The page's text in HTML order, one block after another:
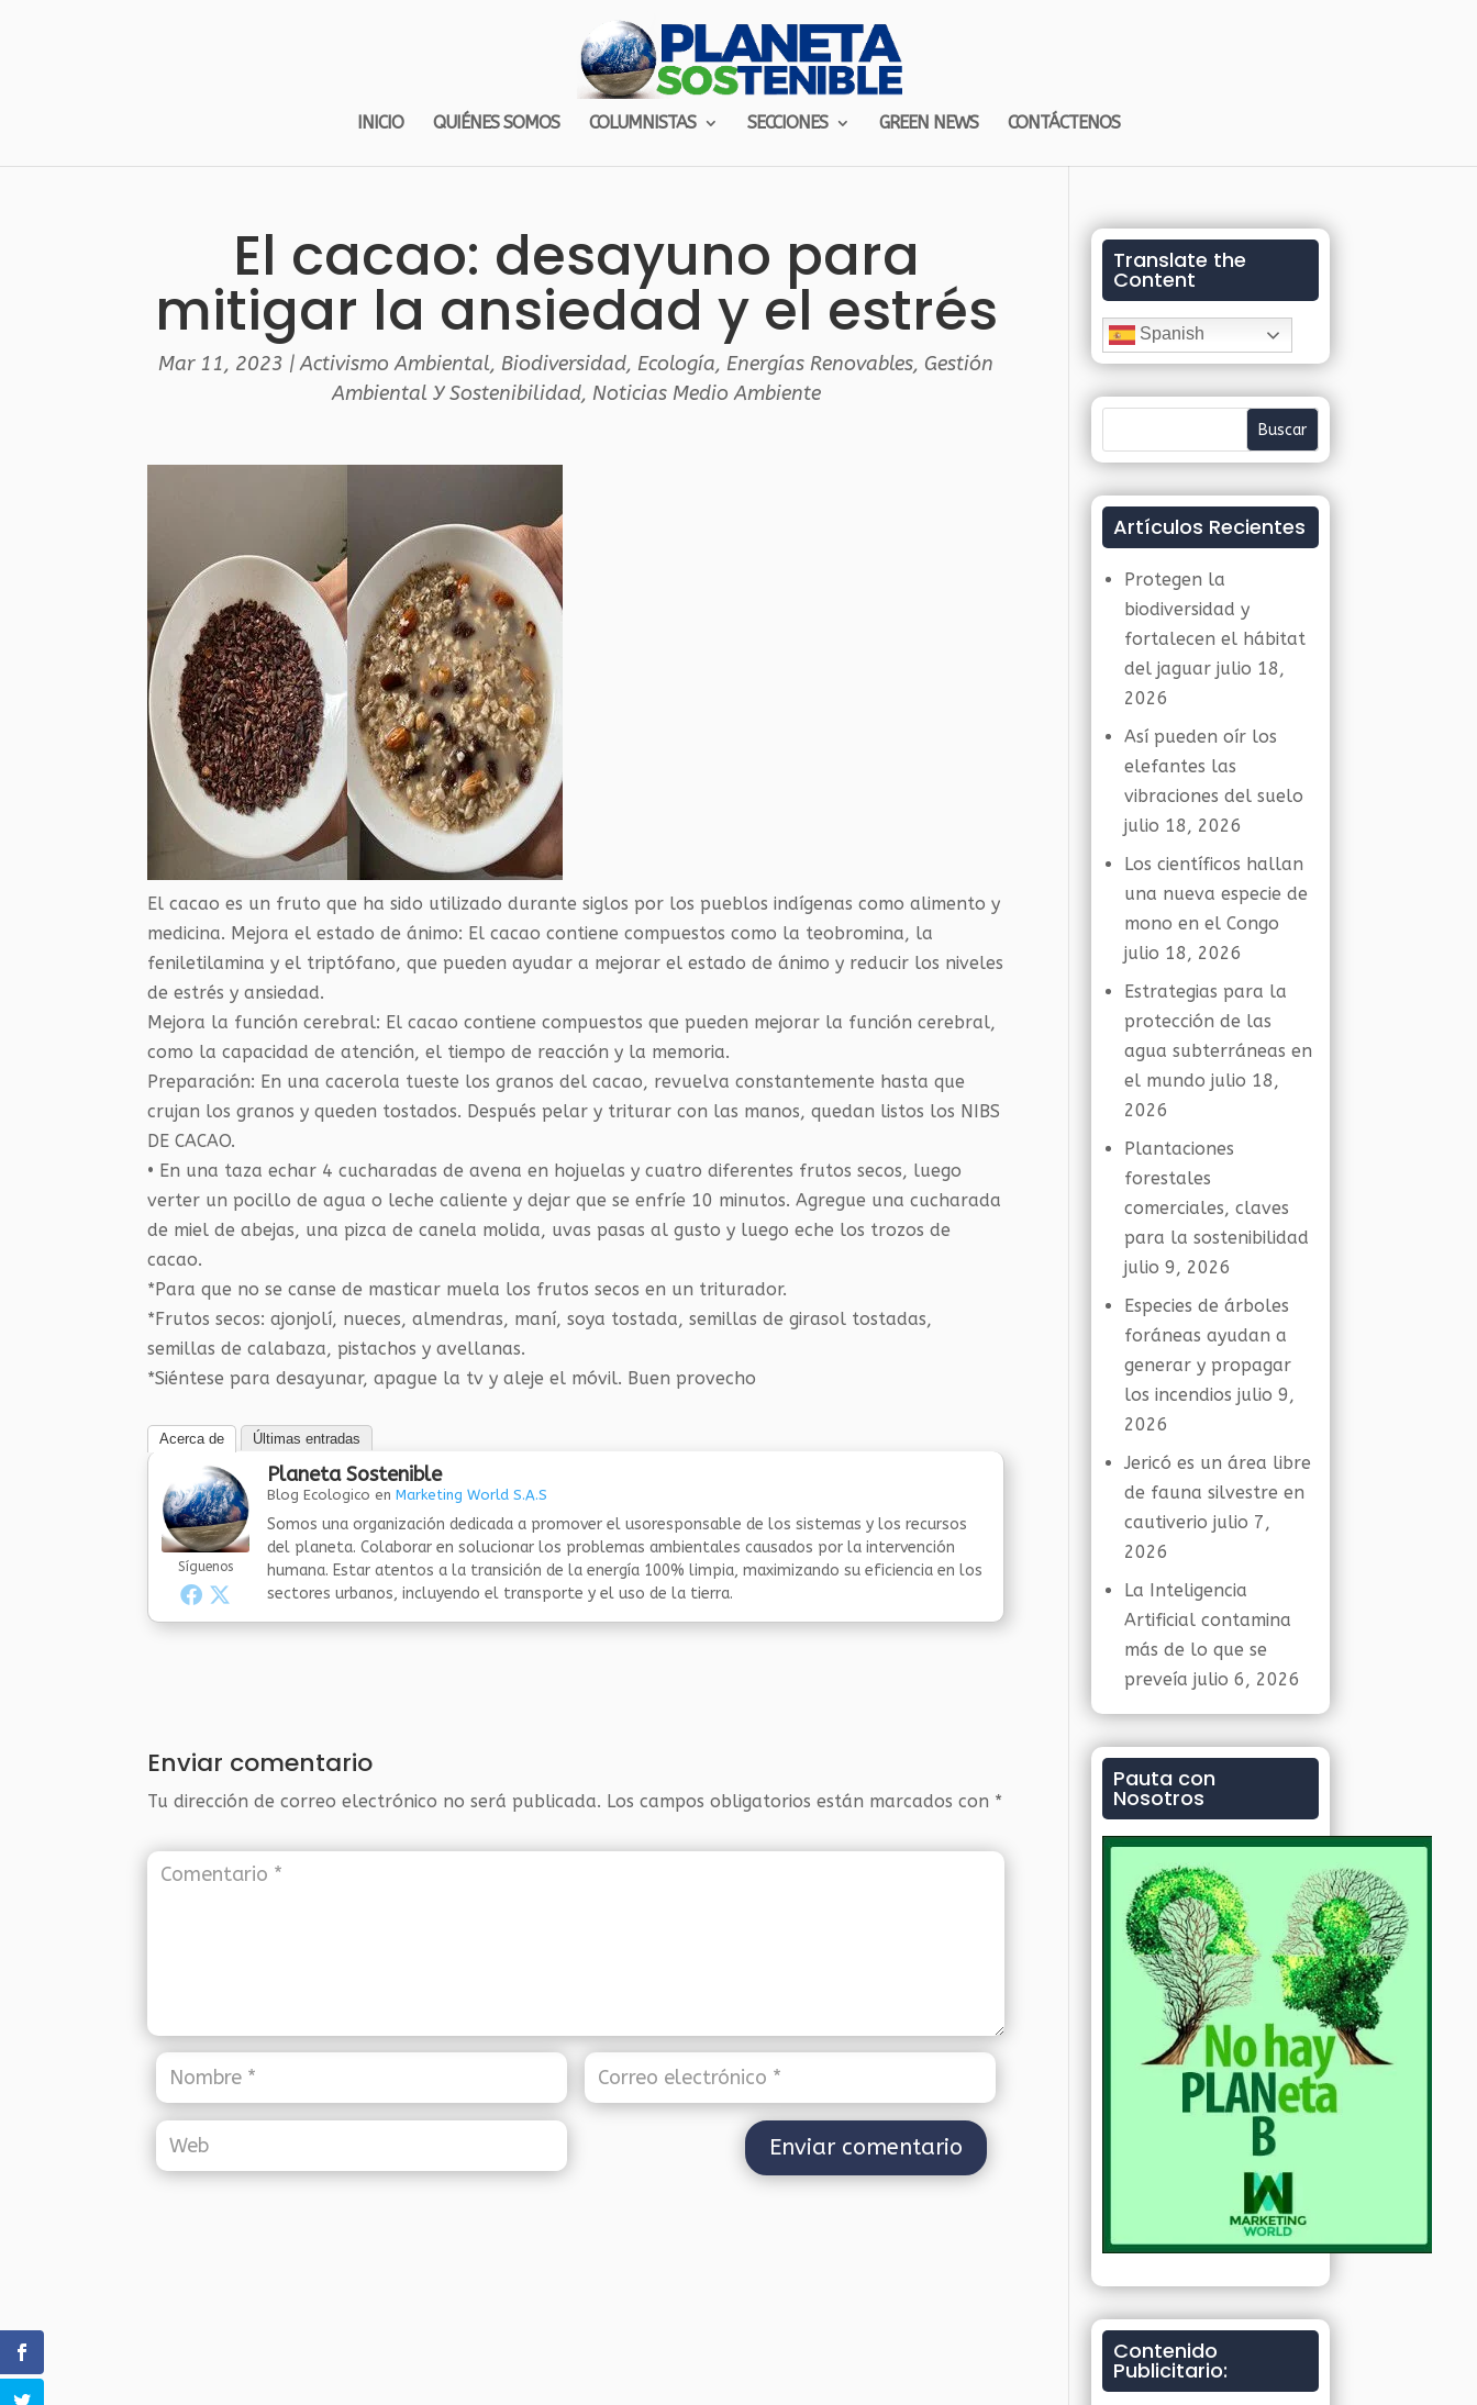
INICIO QUIÉNES SOMOS COLUMNISTAS SECCIONES GREEN NEWS CONTÁCTENOS
El cacao: desayuno para
mitigar la ansiedad y el estrés
Mar 11, 2023 |Activismo Ambiental, Biodiversidad,Ecología,Energías Renovables, Gestión
Ambiental Y Sostenibilidad, Noticias Medio Ambiente
El cacao es un fruto que ha sido utilizado durante siglos por los pueblos indígenas como alimento y
medicina. Mejora el estado de ánimo: El cacao contiene compuestos como la teobromina, la
feniletilamina y el triptófano, que pueden ayudar a mejorar el estado de ánimo y reducir los niveles
de estrés y ansiedad.
Mejora la función cerebral: El cacao contiene compuestos que pueden mejorar la función cerebral,
como la capacidad de atención, el tiempo de reacción y la memoria.
Preparación: En una cacerola tueste los granos del cacao, revuelva constantemente hasta que
crujan los granos y queden tostados. Después pelar y triturar con las manos, quedan listos los NIBS
DE CACAO.
• En una taza echar 4 cucharadas de avena en hojuelas y cuatro diferentes frutos secos, luego
verter un pocillo de agua o leche caliente y dejar que se enfríe 10 minutos. Agregue una cucharada
de miel de abejas, una pizca de canela molida, uvas pasas al gusto y luego eche los trozos de
cacao.
*Para que no se canse de masticar muela los frutos secos en un triturador.
*Frutos secos: ajonjolí, nueces, almendras, maní, soya tostada, semillas de girasol tostadas,
semillas de calabaza, pistachos y avellanas.
*Siéntese para desayunar, apague la tv y aleje el móvil. Buen provecho
Acerca de Últimas entradas
Síguenos
Planeta Sostenible
Blog Ecologico enMarketing World S.A.S
Somos una organización dedicada a promover el usoresponsable de los sistemas y los recursos
del planeta. Colaborar en solucionar los problemas ambientales causados por la intervención
humana. Estar atentos a la transición de la energía 100% limpia, maximizando su eficiencia en los
sectores urbanos, incluyendo el transporte y el uso de la tierra.
Enviar comentario
Tu dirección de correo electrónico no será publicada. Los campos obligatorios están marcados con *
Translate the
Content
Spanish
Artículos Recientes
Protegen la
biodiversidad y
fortalecen el hábitat
del jaguar julio 18,
2026
Así pueden oír los
elefantes las
vibraciones del suelo
julio 18, 2026
Los científicos hallan
una nueva especie de
mono en el Congo
julio 18, 2026
Estrategias para la
protección de las
agua subterráneas en
el mundo julio 18,
2026
Plantaciones
forestales
comerciales, claves
para la sostenibilidad
julio 9, 2026
Especies de árboles
foráneas ayudan a
generar y propagar
los incendios julio 9,
2026
Jericó es un área libre
de fauna silvestre en
cautiverio julio 7,
2026
La Inteligencia
Artificial contamina
más de lo que se
preveía julio 6, 2026
Pauta con
Nosotros
Contenido
Publicitario: